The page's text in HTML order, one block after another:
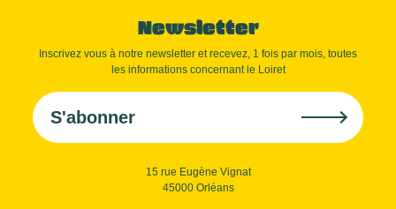
Newsletter
Inscrivez vous à notre newsletter et recevez, 1 fois par mois, toutes
les informations concernant le Loiret
S'abonner
15 rue Eugène Vignat
45000 Orléans